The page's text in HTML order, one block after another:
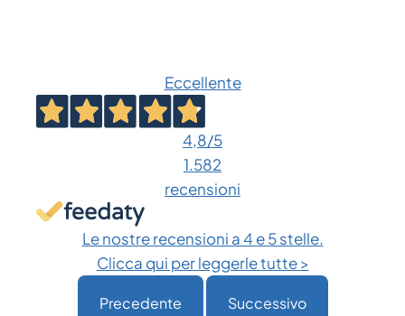
Eccellente
4,8/5
1.582
recensioni
Le nostre recensioni a 4 e 5 stelle.
Clicca qui per leggerle tutte >
Precedente Successivo